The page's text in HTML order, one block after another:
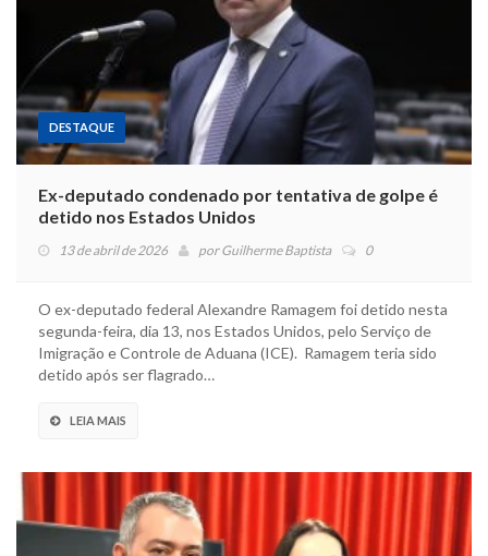
DESTAQUE
Ex-deputado condenado por tentativa de golpe é
detido nos Estados Unidos
13 de abril de 2026 porGuilherme Baptista 0
O ex-deputado federal Alexandre Ramagem foi detido nesta
segunda-feira, dia 13, nos Estados Unidos, pelo Serviço de
Imigração e Controle de Aduana (ICE). Ramagem teria sido
detido após ser flagrado…
LEIA MAIS